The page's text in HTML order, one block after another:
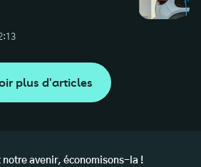
plus d'articles
notre avenir, économisons-la !